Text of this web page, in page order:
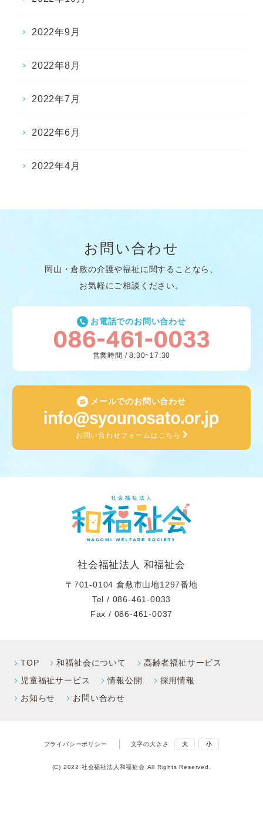
2022年9月
2022年8月
2022年7月
2022年6月
2022年4月
お問い合わせ
岡山・倉敷の介護や福祉に関することなら、
お気軽にご相談ください。
お電話でのお問い合わせ
営業時間 / 8:30~17:30
メールでのお問い合わせ
お問い合わせフォームはこちら
社会福祉法人 和福祉会
〒701-0104 倉敷市山地1297番地
Tel / 086-461-0033
Fax / 086-461-0037
TOP 和福祉会について
高齢者福祉サービス
児童福祉サービス
情報公開
採⽤情報
お知らせ
お問い合わせ
プライバシーポリシー 文字の大きさ 大 小
(C) 2022 社会福祉法人和福祉会 All Rights Reserved.